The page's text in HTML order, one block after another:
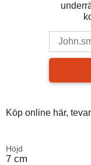
Köp online här,
Höjd
7 cm